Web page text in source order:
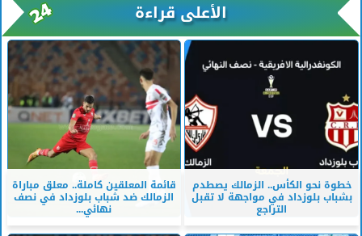
الأعلى قراءة
خطوة نحو الكأس.. الزمالك يصطدم
بشباب بلوزداد في مواجهة لا تقبل
التراجع
قائمة المعلقين كاملة.. معلق مباراة
الزمالك ضد شباب بلوزداد في نصف
نهائي...